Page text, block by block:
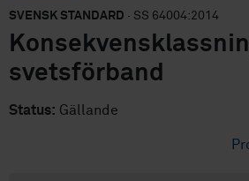
SVENSK STANDARD · SS 64004:2014
svetsförband
Status: Gällande